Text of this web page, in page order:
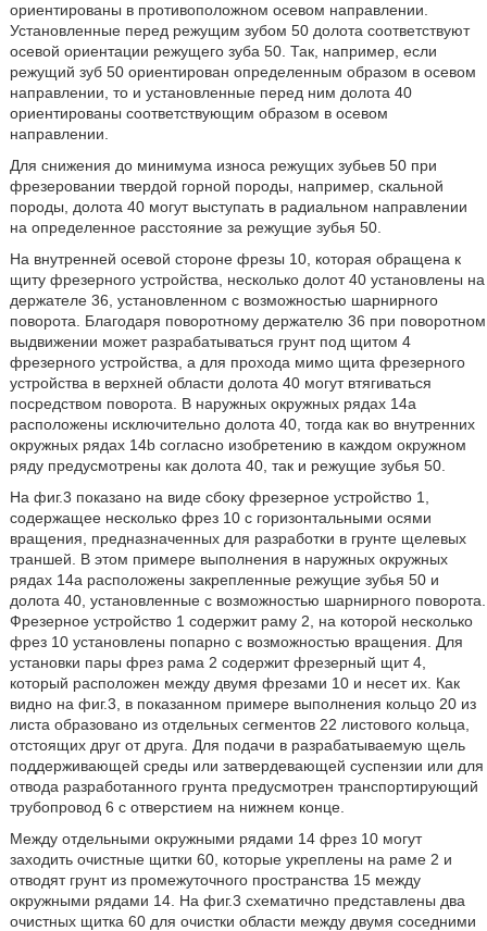
ориентированы в противоположном осевом направлении.
Установленные перед режущим зубом 50 долота соответствуют
осевой ориентации режущего зуба 50. Так, например, если
режущий зуб 50 ориентирован определенным образом в осевом
направлении, то и установленные перед ним долота 40
ориентированы соответствующим образом в осевом
направлении.
Для снижения до минимума износа режущих зубьев 50 при
фрезеровании твердой горной породы, например, скальной
породы, долота 40 могут выступать в радиальном направлении
на определенное расстояние за режущие зубья 50.
На внутренней осевой стороне фрезы 10, которая обращена к
щиту фрезерного устройства, несколько долот 40 установлены на
держателе 36, установленном с возможностью шарнирного
поворота. Благодаря поворотному держателю 36 при поворотном
выдвижении может разрабатываться грунт под щитом 4
фрезерного устройства, а для прохода мимо щита фрезерного
устройства в верхней области долота 40 могут втягиваться
посредством поворота. В наружных окружных рядах 14a
расположены исключительно долота 40, тогда как во внутренних
окружных рядах 14b согласно изобретению в каждом окружном
ряду предусмотрены как долота 40, так и режущие зубья 50.
На фиг.3 показано на виде сбоку фрезерное устройство 1,
содержащее несколько фрез 10 с горизонтальными осями
вращения, предназначенных для разработки в грунте щелевых
траншей. В этом примере выполнения в наружных окружных
рядах 14a расположены закрепленные режущие зубья 50 и
долота 40, установленные с возможностью шарнирного поворота.
Фрезерное устройство 1 содержит раму 2, на которой несколько
фрез 10 установлены попарно с возможностью вращения. Для
установки пары фрез рама 2 содержит фрезерный щит 4,
который расположен между двумя фрезами 10 и несет их. Как
видно на фиг.3, в показанном примере выполнения кольцо 20 из
листа образовано из отдельных сегментов 22 листового кольца,
отстоящих друг от друга. Для подачи в разрабатываемую щель
поддерживающей среды или затвердевающей суспензии или для
отвода разработанного грунта предусмотрен транспортирующий
трубопровод 6 с отверстием на нижнем конце.
Между отдельными окружными рядами 14 фрез 10 могут
заходить очистные щитки 60, которые укреплены на раме 2 и
отводят грунт из промежуточного пространства 15 между
окружными рядами 14. На фиг.3 схематично представлены два
очистных щитка 60 для очистки области между двумя соседними